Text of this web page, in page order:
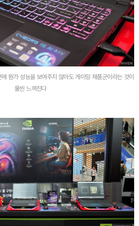
뭔가 성능을 보여주지 않아도 게이밍 제품군이라는 것이
물씬 느껴진다